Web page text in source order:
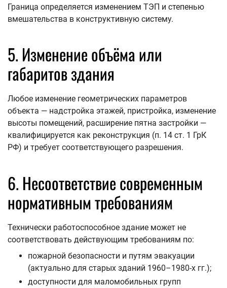
Граница определяется изменением ТЭП и степенью
вмешательства в конструктивную систему.
5. Изменение объёма или
габаритов здания
Любое изменение геометрических параметров
объекта — надстройка этажей, пристройка, изменение
высоты помещений, расширение пятна застройки —
квалифицируется как реконструкция (п. 14 ст. 1 ГрК
РФ) и требует соответствующего разрешения.
6. Несоответствие современным
нормативным требованиям
Технически работоспособное здание может не
соответствовать действующим требованиям по:
пожарной безопасности и путям эвакуации
(актуально для старых зданий 1960–1980-х гг.);
доступности для маломобильных групп